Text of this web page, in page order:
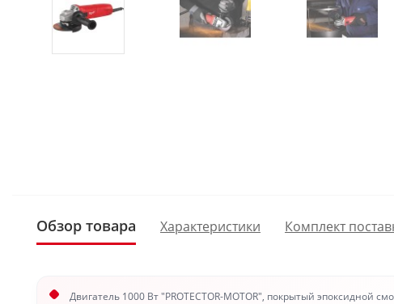
Обзор товара Характеристики Комплект
Двигатель 1000 Вт "PROTECTOR-MOTOR", покрытый эпоксидной